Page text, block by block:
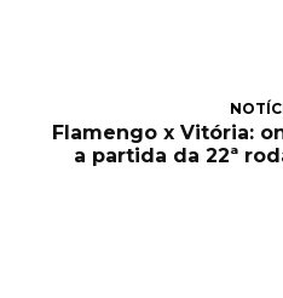
Flamengo x Vitória:
a partida da 22ª